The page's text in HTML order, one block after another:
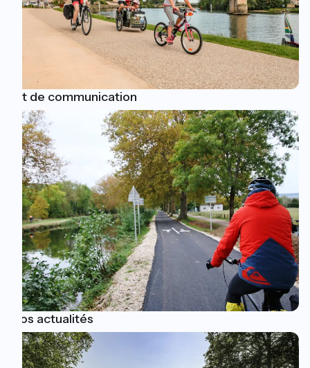
Kit de communication
Nos actualités